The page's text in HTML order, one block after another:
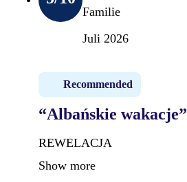
Familie
Juli 2026
Recommended
“Albańskie wakacje”
REWELACJA
Show more